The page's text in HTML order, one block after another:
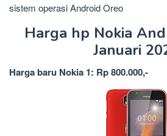
sistem operasi Android Oreo
Harga hp Nokia
Januari
Harga baru Nokia 1: Rp 800.000,-